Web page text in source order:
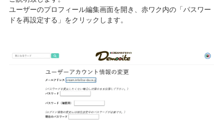
ユーザーのプロフィール編集画面を開き、赤ワク内の「パスワー
ドを再設定する」をクリックします。